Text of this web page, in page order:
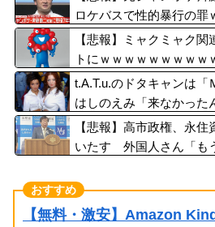
ロケバスで性的暴行の罪
【悲報】ミャクミャク
トにｗｗｗｗｗｗｗｗｗ
t.A.T.u.のドタキャンは「
はしのえみ「来なかった
【悲報】高市政権、永
いたす 外国人さん「も
【無料・激安】Amazon